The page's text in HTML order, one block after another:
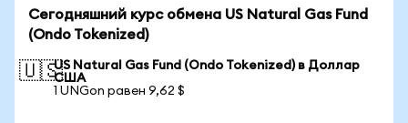
Сегодняшний курс обмена US Natural Gas Fund
(Ondo Tokenized)
🇺🇸US Natural Gas Fund (Ondo Tokenized) в Доллар
США
1 UNGon равен 9,62 $